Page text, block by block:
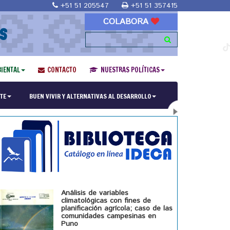
+51 51 205547 +51 51 357415
COLABORA
CONTACTO NUESTRAS POLÍTICAS
BUEN VIVIR Y ALTERNATIVAS AL DESARROLLO
en Religiones y culturas Andinas"
Análisis de variables
climatológicas con fines de
planificación agrícola; caso de las
comunidades campesinas en
Puno